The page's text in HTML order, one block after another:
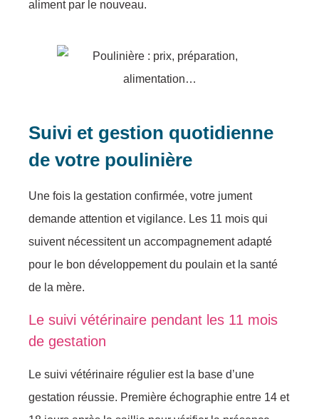
aliment par le nouveau.
Suivi et gestion quotidienne
de votre poulinière
Une fois la gestation confirmée, votre jument
demande attention et vigilance. Les 11 mois qui
suivent nécessitent un accompagnement adapté
pour le bon développement du poulain et la santé
de la mère.
Le suivi vétérinaire pendant les 11 mois
de gestation
Le suivi vétérinaire régulier est la base d’une
gestation réussie. Première échographie entre 14 et